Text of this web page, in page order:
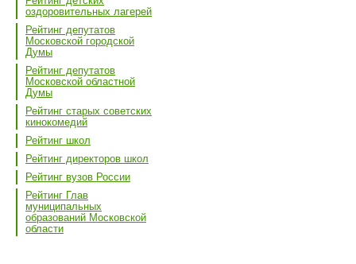
оздоровительных лагерей
Рейтинг депутатов
Московской городской
Думы
Рейтинг депутатов
Московской областной
Думы
Рейтинг старых советских
кинокомедий
Рейтинг школ
Рейтинг директоров школ
Рейтинг вузов России
Рейтинг Глав
муниципальных
образований Московской
области